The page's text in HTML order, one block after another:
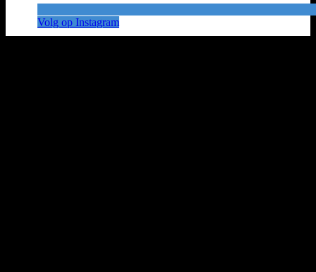
Volg op Instagram